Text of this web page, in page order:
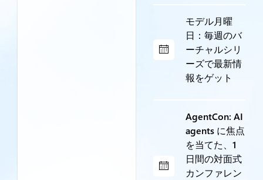
モデル月曜
日：毎週のバ
ーチャルシリ
ーズで最新情
報をゲット
AgentCon: AI
agents に焦点
を当てた、1
日間の対面式
カンファレン